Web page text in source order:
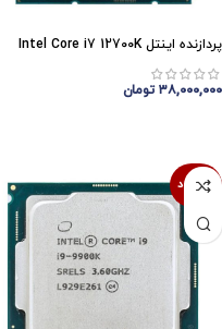
پردازنده اینتل Intel Core i7 12700K
۳۸,۰۰۰,۰۰۰ تومان
ناموجود